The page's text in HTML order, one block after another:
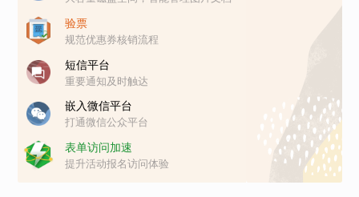
验票
规范优惠券核销流程
短信平台
重要通知及时触达
嵌入微信平台
打通微信公众平台
表单访问加速
提升活动报名访问体验